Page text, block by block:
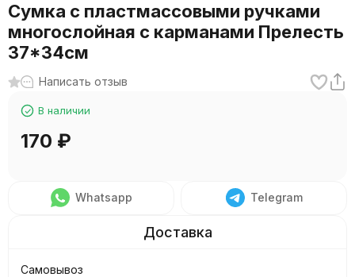
Сумка с пластмассовыми ручками
многослойная с карманами Прелесть
37*34см
Написать отзыв
В наличии
170 ₽
Whatsapp Telegram
Самовывоз